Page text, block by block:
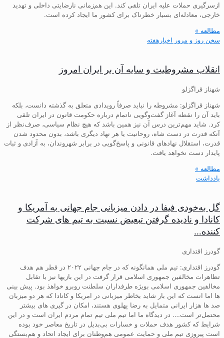
ازسرگیری حملات علیه ایران تلقی کند. این هم‌زمانی نارضایتی داخلی و تهدید
خارجی، معادله‌ای بسیار خطرناک برای کشور ما ایجاد کرده است.
مطالعه »
سخن روز و مرور اخبارهفته
انقلاب مشروطیت و سایه آن بر ایران امروز
شهناز قراگزلو
شهناز قراگزلو: مشروطه را نباید صرفاً رویدادی متعلق به گذشته دانست، بلکه
باید آن را نقطه آغاز گفت‌وگویی ناتمام درباره حکومت قانون در ایران تلقی
کرد. شاید مهم‌ترین درس آن نیز همین باشد که هیچ نظام سیاسی، صرف‌نظر از
آنکه قدرت در دست شاه، روحانیت یا هر نهاد دیگری باشد، بدون محدود شدن
قدرت، استقلال نهادهای قانونی و پاسخ‌گویی در برابر شهروندان، به آزادی و ثبات
پایدار دست نخواهد یافت.
مطالعه »
یادداشت
گل به‌خودی فیفا در دادن میزبانی جام جهانی به آمریکا و
کانادا و نادیده گرفتن تبعیض نسبت به تیم های شرکت
کننده…
گودرز اقتداری
گودرز اقتداری: تیم ملی همانگونه که در جام جهانی ۲۰۲۲ در قطر هم هدف
تظاهرات مخالفین جمهوری اسلامی قرار گرفت در این بازیها نیز با تقابل
مخالفین جمهوری اسلامی بویژه طرفداران سلطنت روبرو خواهذ بود. پیش بینی
ها اما انست که این بار شاید بخاطر میزبانی در امریکا و کانادا که هر دو میزبان
صد ها هزار ایرانی متمایل به رضا پهلوی هستند، امکان در گیری های بیشتر
محتمل‌تر است…. در دیدگاه ما اما تیم ملی تیم تمام مردم ایران است و در این
شرایط که کشور هدف حملات و خسارات بی‌بدیل در تاریخ معاصر خود بوده
است پیروزی تیم ملی و حمایت عمومی هم‌وطنان برای ایجاد اتحاد و هم‌بستگی